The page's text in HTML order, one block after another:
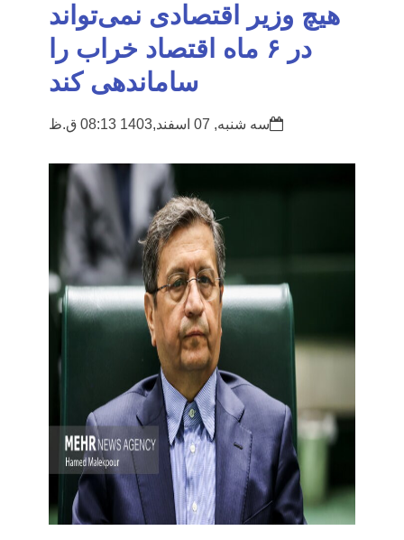
هیچ وزیر اقتصادی نمی‌تواند
در ۶ ماه اقتصاد خراب را
ساماندهی کند
سه شنبه, 07 اسفند,1403 08:13 ق.ظ